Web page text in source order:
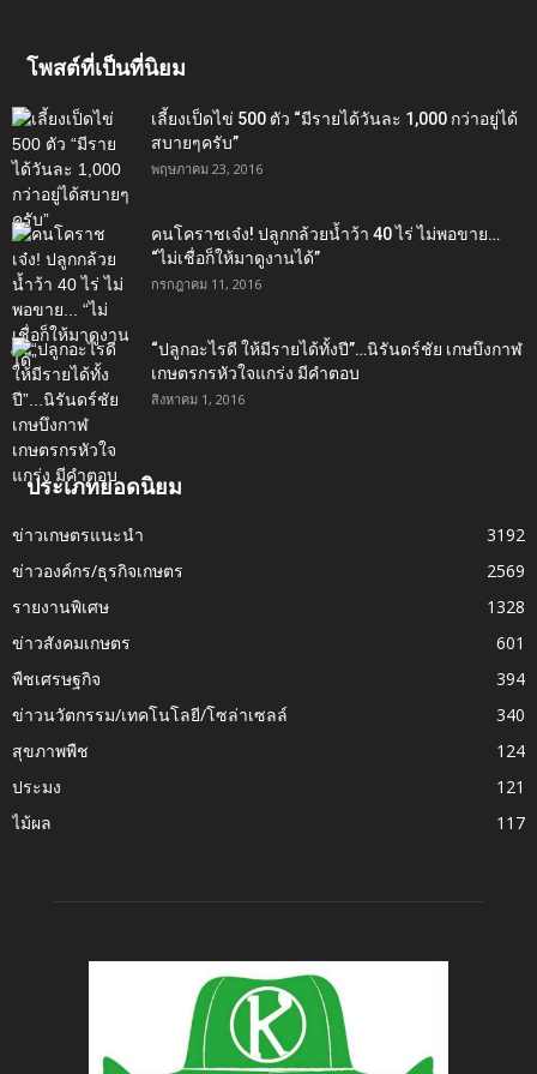
โพสต์ที่เป็นที่นิยม
เลี้ยงเป็ดไข่ 500 ตัว “มีรายได้วันละ 1,000 กว่าอยู่ได้
สบายๆครับ”
พฤษภาคม 23, 2016
คนโคราชเจ๋ง! ปลูกกล้วยน้ำว้า 40 ไร่ ไม่พอขาย…
“ไม่เชื่อก็ให้มาดูงานได้”‬
กรกฎาคม 11, 2016
“ปลูกอะไรดี ให้มีรายได้ทั้งปี”…นิรันดร์ชัย เกษบึงกาฬ
เกษตรกรหัวใจแกร่ง มีคำตอบ
สิงหาคม 1, 2016
ประเภทยอดนิยม
ข่าวเกษตรแนะนำ
3192
ข่าวองค์กร/ธุรกิจเกษตร
2569
รายงานพิเศษ
1328
ข่าวสังคมเกษตร
601
พืชเศรษฐกิจ
394
ข่าวนวัตกรรม/เทคโนโลยี/โซล่าเซลล์
340
สุขภาพพืช
124
ประมง
121
ไม้ผล
117